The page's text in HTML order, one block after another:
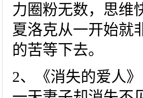
力圈粉无数，思维
夏洛克从一开始就
的苦等下去。
2、《消失的爱人